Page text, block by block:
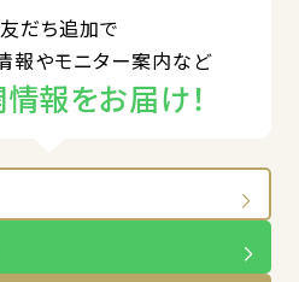
だち追加で
報やモニター案内など
報をお届け！